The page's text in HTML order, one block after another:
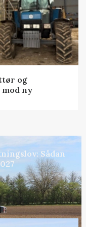
og
ny
Sådan